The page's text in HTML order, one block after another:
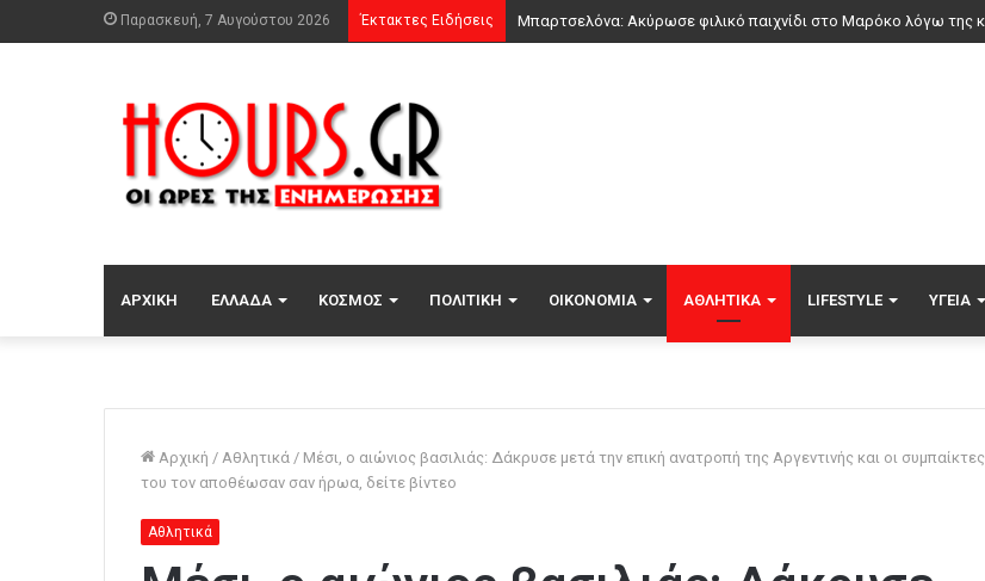
Παρασκευή, 7 Αυγούστου 2026 Έκτακτες Ειδήσεις
ΑΡΧΙΚΉ ΕΛΛΆΔΑ ΚΌΣΜΟΣ ΠΟΛΙΤΙΚΉ ΟΙΚΟΝΟΜΊΑ ΑΘΛΗΤΙΚΆ LIFESTYLE ΥΓΕΊΑ
Αρχική / Αθλητικά / Μέσι, ο αιώνιος βασιλιάς: Δάκρυσε μετά την επική ανατροπή της Αργεντινής και οι συμπαίκτες
του τον αποθέωσαν σαν ήρωα, δείτε βίντεο
Αθλητικά